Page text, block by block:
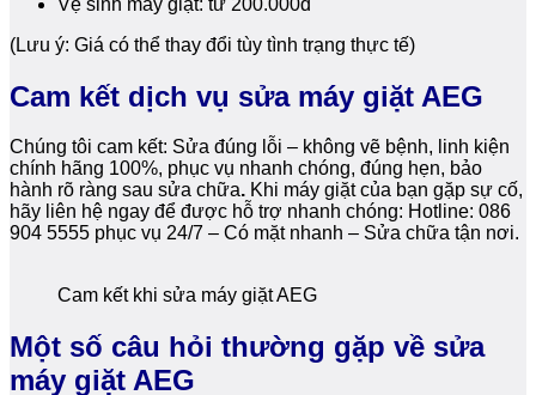
(Lưu ý: Giá có thể thay đổi tùy tình trạng thực tế)
Cam kết dịch vụ sửa máy giặt AEG
Chúng tôi cam kết: Sửa đúng lỗi – không vẽ bệnh, linh kiện
chính hãng 100%, phục vụ nhanh chóng, đúng hẹn, bảo
hành rõ ràng sau sửa chữa. Khi máy giặt của bạn gặp sự cố,
hãy liên hệ ngay để được hỗ trợ nhanh chóng: Hotline: 086
904 5555 phục vụ 24/7 – Có mặt nhanh – Sửa chữa tận nơi.
Cam kết khi sửa máy giặt AEG
Một số câu hỏi thường gặp về sửa
máy giặt AEG